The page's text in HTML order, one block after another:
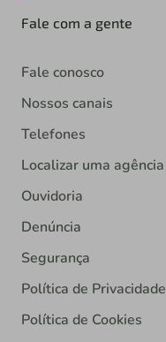
Fale com a gente
Fale conosco
Nossos canais
Telefones
Localizar uma agência
Ouvidoria
Denúncia
Segurança
Política de Privacidade
Política de Cookies